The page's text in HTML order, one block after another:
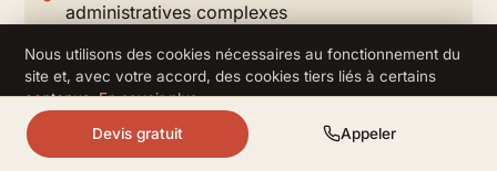
administratives complexes
Grâce à une organisation agile, l’équipe peut adapter
son accompagnement lors de pics d’activité ou de
situations d’urgence.
Devis gratuit Appeler
Nous utilisons des cookies nécessaires au fonctionnement du
site et, avec votre accord, des cookies tiers liés à certains
contenus.En savoir plus.
Refuser Accepter